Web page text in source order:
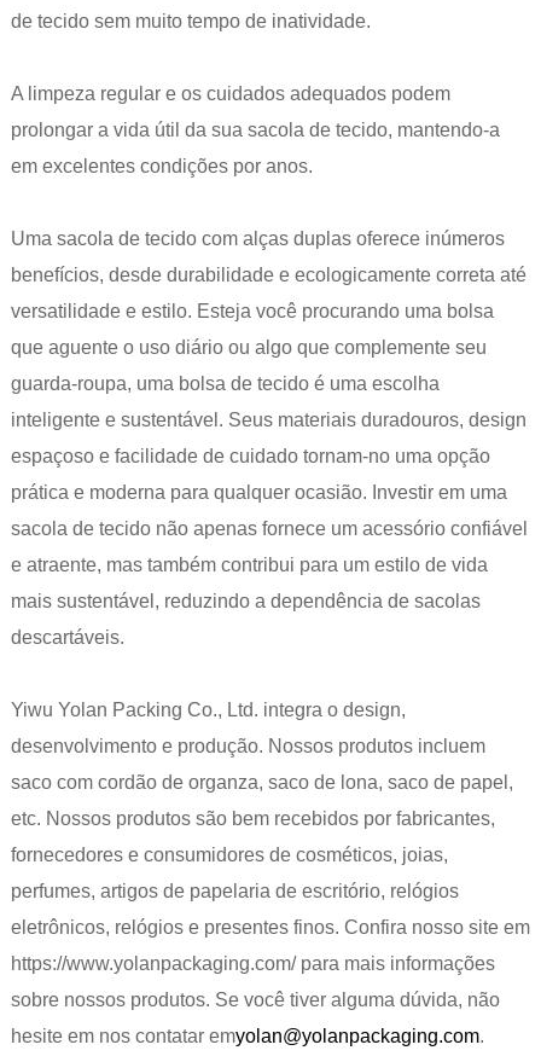
de tecido sem muito tempo de inatividade.
A limpeza regular e os cuidados adequados podem
prolongar a vida útil da sua sacola de tecido, mantendo-a
em excelentes condições por anos.
Uma sacola de tecido com alças duplas oferece inúmeros
benefícios, desde durabilidade e ecologicamente correta até
versatilidade e estilo. Esteja você procurando uma bolsa
que aguente o uso diário ou algo que complemente seu
guarda-roupa, uma bolsa de tecido é uma escolha
inteligente e sustentável. Seus materiais duradouros, design
espaçoso e facilidade de cuidado tornam-no uma opção
prática e moderna para qualquer ocasião. Investir em uma
sacola de tecido não apenas fornece um acessório confiável
e atraente, mas também contribui para um estilo de vida
mais sustentável, reduzindo a dependência de sacolas
descartáveis.
Yiwu Yolan Packing Co., Ltd. integra o design,
desenvolvimento e produção. Nossos produtos incluem
saco com cordão de organza, saco de lona, ​​saco de papel,
etc. Nossos produtos são bem recebidos por fabricantes,
fornecedores e consumidores de cosméticos, joias,
perfumes, artigos de papelaria de escritório, relógios
eletrônicos, relógios e presentes finos. Confira nosso site em
https://www.yolanpackaging.com/ para mais informações
sobre nossos produtos. Se você tiver alguma dúvida, não
hesite em nos contatar emyolan@yolanpackaging.com.